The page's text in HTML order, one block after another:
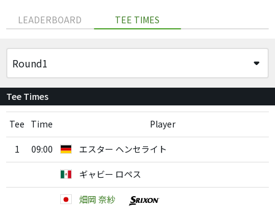
LEADERBOARD TEE TIMES
Tee Times
Tee Time Player
1 09:00 エスター ヘンセライト
ギャビー ロペス
畑岡 奈紗